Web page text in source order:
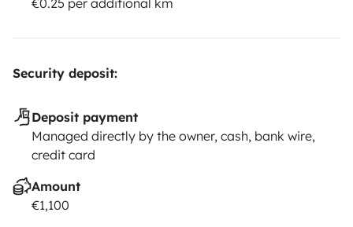
Security deposit:
Deposit payment
Managed directly by the owner, cash, bank wire,
credit card
Amount
€1,100